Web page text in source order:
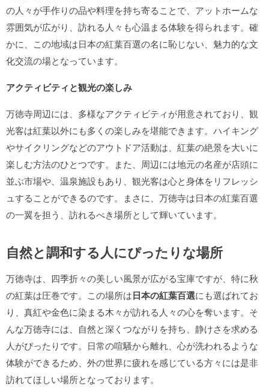
の人々が手作りの品や料理を持ち寄ることで、アットホームな
雰囲気が広がり、訪れる人々も心温まる体験を得られます。確
かに、この地域は日本の紅葉百選の名に恥じない、魅力的な文
化交流の場となっています。
アクティビティと観光の楽しみ
万徳寺周辺には、多様なアクティビティが用意されており、観
光客は紅葉以外にも多くの楽しみを堪能できます。ハイキング
やサイクリングなどのアウトドア活動は、紅葉の絶景を大いに
楽しむ方法のひとつです。また、周辺には地元の名産が店頭に
並ぶ市場や、温泉施設もあり、観光客は心と身体をリフレッシ
ュすることができるのです。まさに、万徳寺は日本の紅葉百選
の一翼を担う、訪れるべき場所として輝いています。
自然と調和する人にぴったりな場所
万徳寺は、四季折々の美しい風景が広がる宝庫ですが、特に秋
の紅葉は圧巻です。この場所は日本の紅葉百選にも選ばれてお
り、真紅や金色に染まる木々が訪れる人々の心を奪います。そ
んな万徳寺には、自然と深くつながりを持ち、静けさを求める
人がぴったりです。日常の喧騒から離れ、心が洗われるような
体験ができるため、外の世界に疲れを感じている方々には是非
訪れてほしい場所となっております。